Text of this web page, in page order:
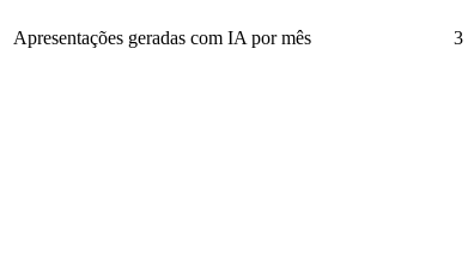
Apresentações geradas com IA por mês 3